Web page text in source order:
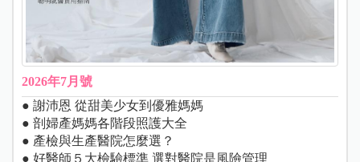
2026年7月號
● 謝沛恩 從甜美少女到優雅媽媽
● 剖婦產媽媽各階段照護大全
● 產檢與生產醫院怎麼選？
● 好醫師５大檢驗標準 選對醫院是風險管理